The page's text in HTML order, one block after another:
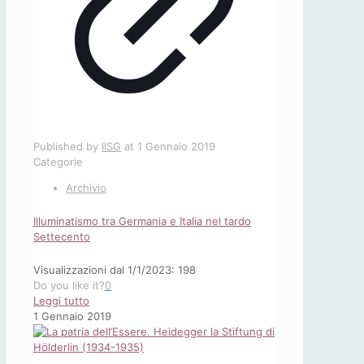
Published by IISG at 1 Gennaio 2019
Categorie
Archivio
Illuminatismo tra Germania e Italia nel tardo
Settecento
Visualizzazioni dal 1/1/2023: 198
Do you like it?0
Leggi tutto
Illuminatismo
tra
Germania
1 Gennaio 2019